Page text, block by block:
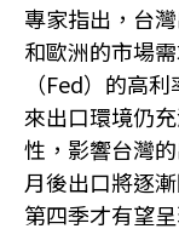
專家指出，台
和歐洲的市場
（Fed）的高
來出口環境仍
性，影響台灣
月後出口將逐
第四季才有望